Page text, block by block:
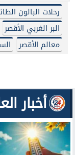
رحلات البالون
البر الغربي الأقصر
معالم الأقصر
أخبار